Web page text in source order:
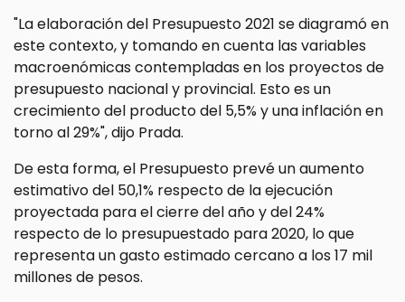
"La elaboración del Presupuesto 2021 se diagramó en
este contexto, y tomando en cuenta las variables
macroenómicas contempladas en los proyectos de
presupuesto nacional y provincial. Esto es un
crecimiento del producto del 5,5% y una inflación en
torno al 29%", dijo Prada.
De esta forma, el Presupuesto prevé un aumento
estimativo del 50,1% respecto de la ejecución
proyectada para el cierre del año y del 24%
respecto de lo presupuestado para 2020, lo que
representa un gasto estimado cercano a los 17 mil
millones de pesos.